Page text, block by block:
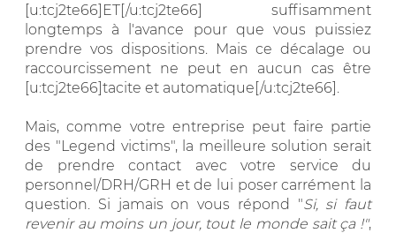
[u:tcj2te66]ET[/u:tcj2te66] suffisamment
longtemps à l'avance pour que vous puissiez
prendre vos dispositions. Mais ce décalage ou
raccourcissement ne peut en aucun cas être
[u:tcj2te66]tacite et automatique[/u:tcj2te66].
Mais, comme votre entreprise peut faire partie
des "Legend victims", la meilleure solution serait
de prendre contact avec votre service du
personnel/DRH/GRH et de lui poser carrément la
question. Si jamais on vous répond "Si, si faut
revenir au moins un jour, tout le monde sait ça !",